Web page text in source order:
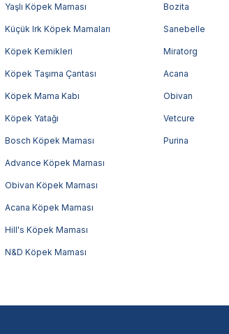
Yaşlı Köpek Maması
Küçük Irk Köpek Mamaları
Köpek Kemikleri
Köpek Taşıma Çantası
Köpek Mama Kabı
Köpek Yatağı
Bosch Köpek Maması
Advance Köpek Maması
Obivan Köpek Maması
Acana Köpek Maması
Hill's Köpek Maması
N&D Köpek Maması
Bozita
Sanebelle
Miratorg
Acana
Obivan
Vetcure
Purina